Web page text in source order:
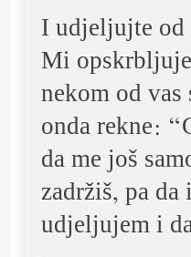
I udjeljujte od
Mi
nekom od
onda rekne:
da me još
zadržiš, pa da
udjeljujem i